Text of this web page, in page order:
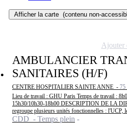
Afficher la carte (contenu non-
AMBULANCIER
SANITAIRES (H/F)
CENTRE HOSPITALIER SAINTE ANNE - 75
Lieu de travail : GHU Paris Temps de travail :
15h30/10h30-18h00 DESCRIPTION DE LA
regroupe plusieurs unités fonctionnelles : l'UCP,
CDD - Temps plein
Ajouter